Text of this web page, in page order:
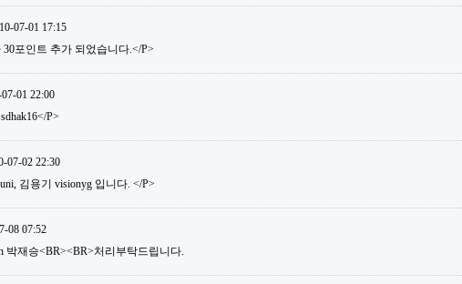
10-07-01 17:15
포인트 추가 되었습니다.</P>
07-01 22:00
P>
07-02 22:30
김용기 visionyg 입니다. </P>
08 07:52
박재승<BR><BR>처리부탁드립니다.